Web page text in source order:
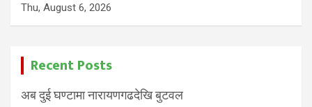
Thu, August 6, 2026
Recent Posts
अब दुई घण्टामा नारायणगढदेखि बुटवल